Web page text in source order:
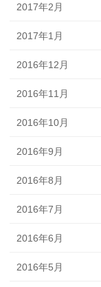
2017年2月
2017年1月
2016年12月
2016年11月
2016年10月
2016年9月
2016年8月
2016年7月
2016年6月
2016年5月